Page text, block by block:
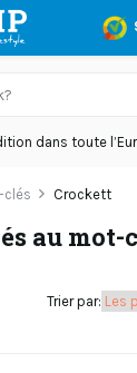
dans toute
clés Crockett
au mot-
Trier par: